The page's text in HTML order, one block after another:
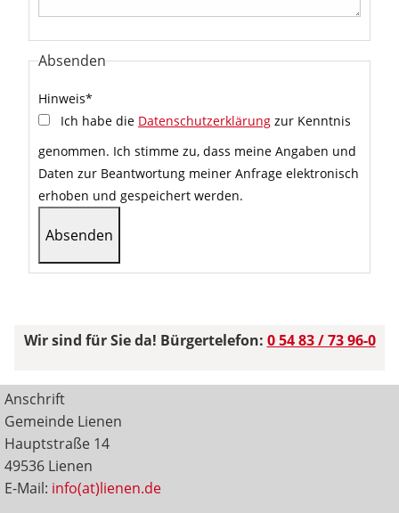
Absenden
Hinweis*
Ich habe die Datenschutzerklärung zur Kenntnis
genommen. Ich stimme zu, dass meine Angaben und
Daten zur Beantwortung meiner Anfrage elektronisch
erhoben und gespeichert werden.
Wir sind für Sie da! Bürgertelefon: 0 54 83 / 73 96-0
Anschrift
Gemeinde Lienen
Hauptstraße 14
49536 Lienen
E-Mail: info(at)lienen.de